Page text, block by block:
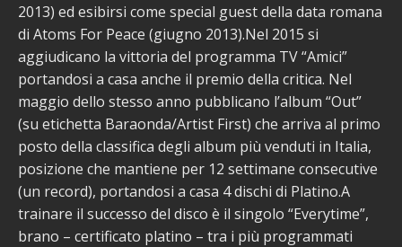
2013) ed esibirsi come special guest della data romana
di Atoms For Peace (giugno 2013).Nel 2015 si
aggiudicano la vittoria del programma TV “Amici”
portandosi a casa anche il premio della critica. Nel
maggio dello stesso anno pubblicano l’album “Out”
(su etichetta Baraonda/Artist First) che arriva al primo
posto della classifica degli album più venduti in Italia,
posizione che mantiene per 12 settimane consecutive
(un record), portandosi a casa 4 dischi di Platino.A
trainare il successo del disco è il singolo “Everytime”,
brano – certificato platino – tra i più programmati